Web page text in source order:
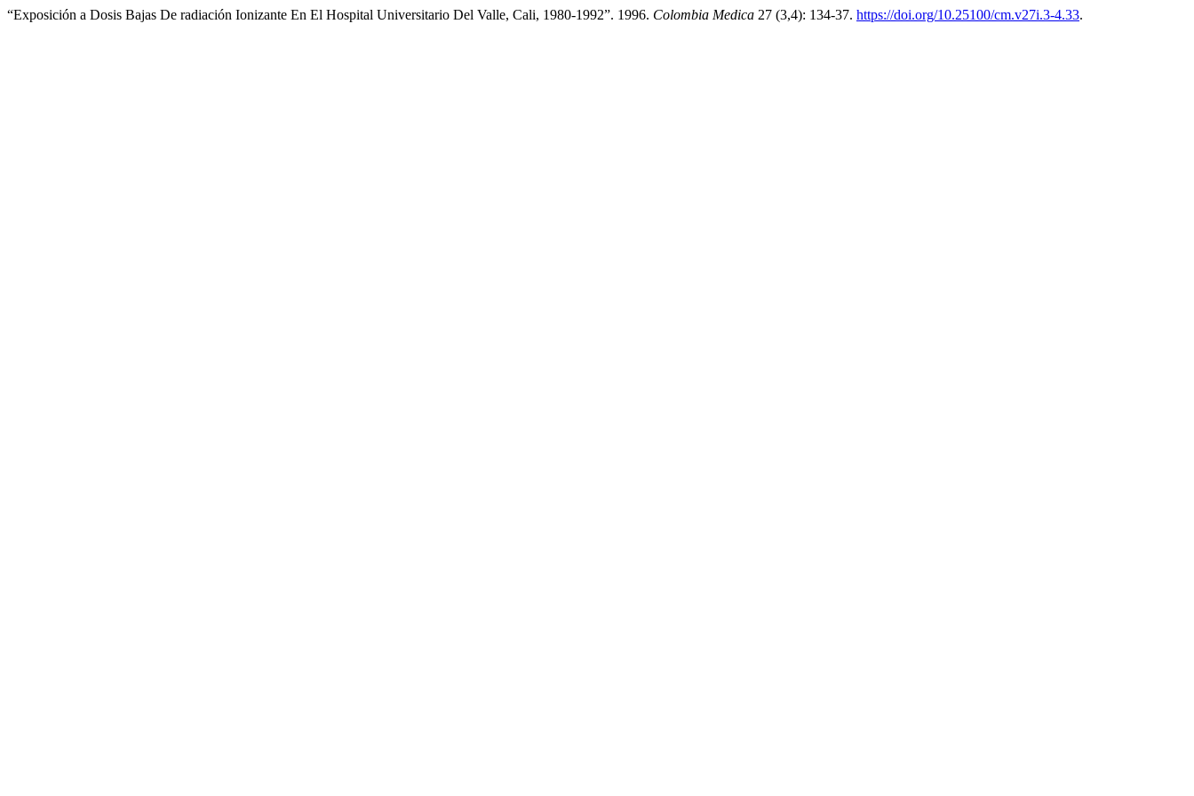
“Exposición a Dosis Bajas De radiación Ionizante En El Hospital Universitario Del Valle, Cali, 1980-1992”. 1996. Colombia Medica 27 (3,4): 134-37. https://doi.org/10.25100/cm.v27i.3-4.33.